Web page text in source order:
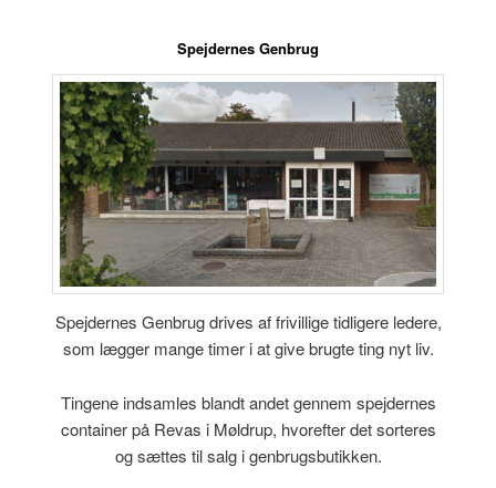
Spejdernes Genbrug
Spejdernes Genbrug drives af frivillige tidligere ledere,
som lægger mange timer i at give brugte ting nyt liv.
Tingene indsamles blandt andet gennem spejdernes
container på Revas i Møldrup, hvorefter det sorteres
og sættes til salg i genbrugsbutikken.